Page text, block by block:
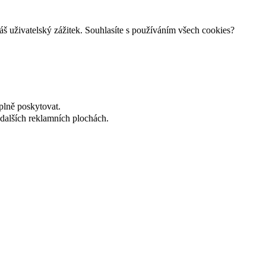
uživatelský zážitek. Souhlasíte s používáním všech cookies?
poskytovat.
reklamních plochách.